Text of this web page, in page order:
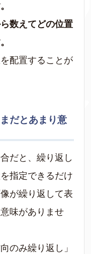
数えてどの位置
配置することが
だとあまり意
だと、繰り返し
指定できるだけ
が繰り返して表
味がありませ
のみ繰り返し」